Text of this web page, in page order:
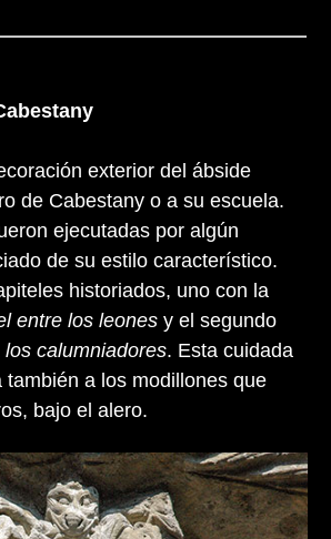
exterior del ábside
de Cabestany o a su escuela.
ejecutadas por algún
de su estilo característico.
historiados, uno con la
entre los leones y el segundo
los calumniadores. Esta cuidada
también a los modillones que
bajo el alero.